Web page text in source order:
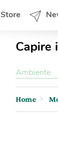
Store
Capire
Ambiente
Home